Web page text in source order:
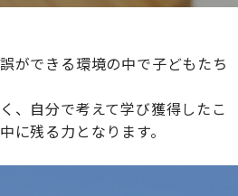
ができる環境の中で子どもたち
、自分で考えて学び獲得したこ
に残る力となります。